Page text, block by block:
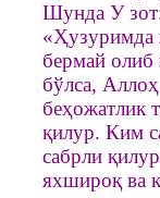
Шунда У
«Ҳузуримда
бермай олиб
бўлса,
беҳожатлик
қилур. Ким
сабрли
яхшироқ ва